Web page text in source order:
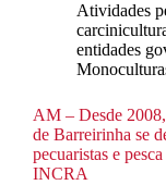
Atividades
entidades
AM – Desde
de Barreirinha se
pecuaristas e
INCRA